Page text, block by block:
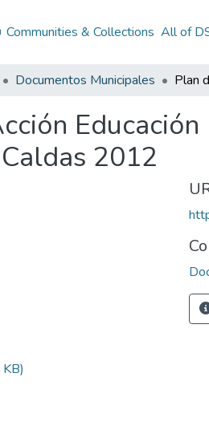
Communities & Collections All of
Documentos Municipales
2012